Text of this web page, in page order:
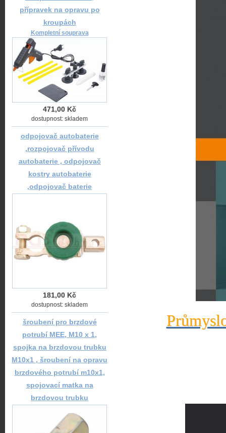
přípravek na opravu po
kroupách
Kompletní souprava
471,00 Kč
dostupnost: skladem
odpojovač autobaterie
,rozpojovač přívodu
autobaterie , odpojovač
kostry autobaterie
,odpojovač baterie
181,00 Kč
dostupnost: skladem
šroubení pro brzdové
potrubí MEE, M10 x 1,
spojka na brzdovou trubku
M10x1 , šroubení na opravu
brzdového potrubí m10x1,
spojovací matka na
brzdovou trubku